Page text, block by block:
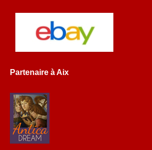
Partenaire à Aix